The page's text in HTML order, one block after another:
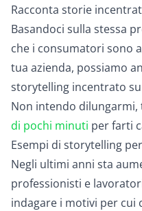
Racconta storie
Basandoci sulla stessa
che i consumatori sono
tua azienda, possiamo
storytelling incentrato
Non intendo dilungarmi,
di pochi minuti per farti
Esempi di storytelling
Negli ultimi anni sta
professionisti e
indagare i motivi per cui